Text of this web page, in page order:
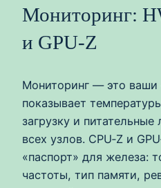
Мониторинг:
и GPU-Z
Мониторинг — это ваши
показывает
загрузку и
всех узлов. CPU‑Z и
«паспорт» для железа:
частоты, тип памяти,